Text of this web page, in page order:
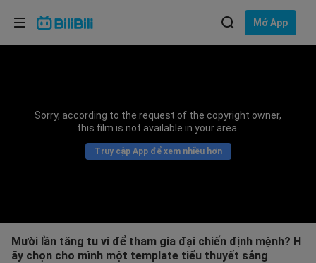
Mở App
Sorry, according to the request of the copyright owner,
this film is not available in your area.
Truy cập App để xem nhiều hơn
Mười lần tăng tu vi để tham gia đại chiến định mệnh? H
ãy chọn cho mình một template tiểu thuyết sảng
Lựa chọn ngôn ngữ
Bahasa Indonesia